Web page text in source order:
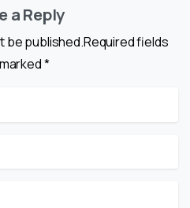
a Reply
be published.Required fields
*